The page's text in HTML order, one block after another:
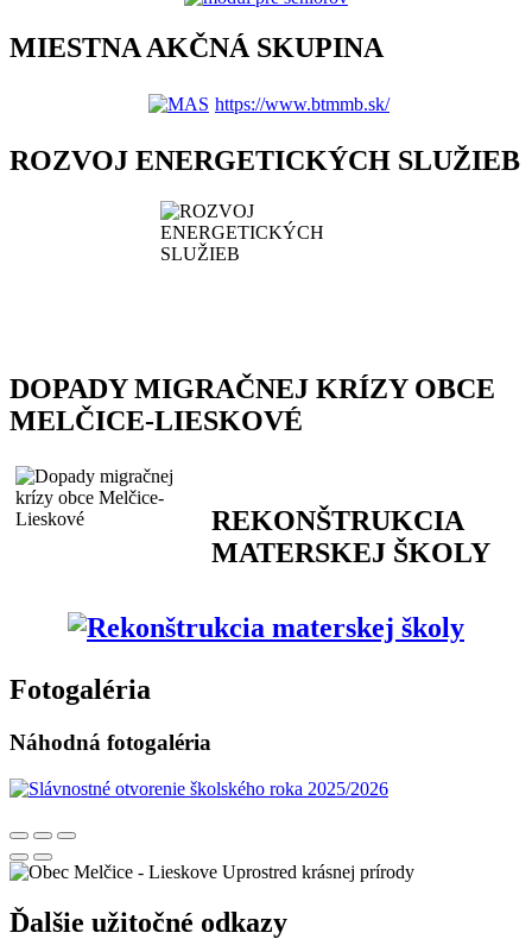
MIESTNA AKČNÁ SKUPINA
https://www.btmmb.sk/
ROZVOJ ENERGETICKÝCH SLUŽIEB
DOPADY MIGRAČNEJ KRÍZY OBCE
MELČICE-LIESKOVÉ
REKONŠTRUKCIA
MATERSKEJ ŠKOLY
Fotogaléria
Náhodná fotogaléria
Uprostred krásnej prírody
Ďalšie užitočné odkazy